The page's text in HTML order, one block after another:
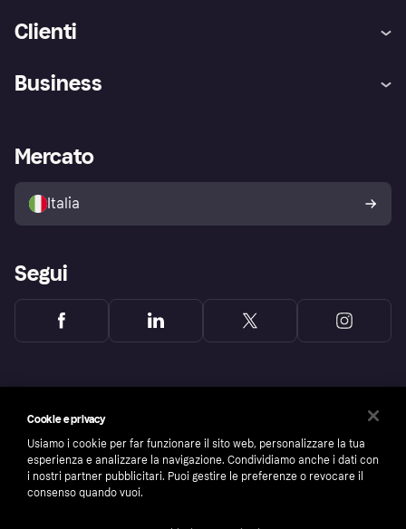
Clienti
Esplora i negozi
Politica di protezione
dell'acquirente Klarna
Business
Accesso aziende
Mercato
Italia
Segui
Cookie e privacy
Usiamo i cookie per far funzionare il sito web, personalizzare la tua
esperienza e analizzare la navigazione. Condividiamo anche i dati con
i nostri partner pubblicitari. Puoi gestire le preferenze o revocare il
consenso quando vuoi.